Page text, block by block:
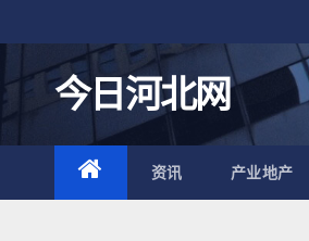
至
内
容
今日河北网
资讯 产业地产